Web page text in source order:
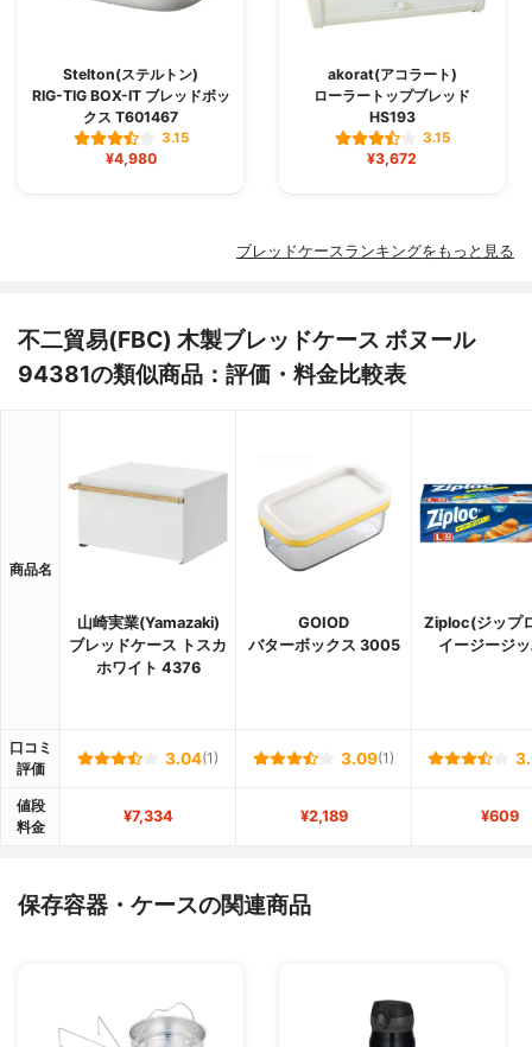
Stelton(ステルトン)
RIG-TIG BOX-IT ブレッドボッ
クス T601467
3.15
¥4,980
akorat(アコラート)
ローラートップブレッド
HS193
3.15
¥3,672
ブレッドケースランキングをもっと見る
不二貿易(FBC) 木製ブレッドケース ボヌール
94381の類似商品：評価・料金比較表
商品名
山崎実業(Yamazaki)
ブレッドケース トスカ
ホワイト 4376
GOIOD
バターボックス 3005
Ziploc(ジップ
イージージ
口コミ
評価
3.04(1) 3.09(1)
値段
料金
¥7,334 ¥2,189 ¥609
保存容器・ケースの関連商品